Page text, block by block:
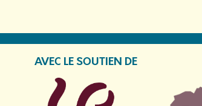
AVEC LE SOUTIEN DE